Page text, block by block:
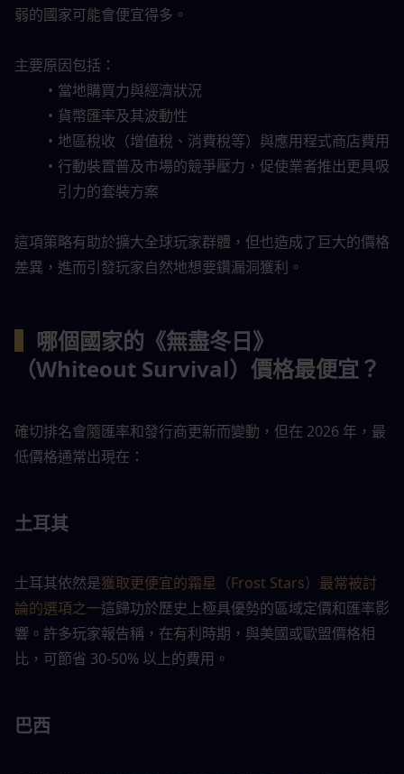
弱的國家可能會便宜得多。
主要原因包括：
當地購買力與經濟狀況
貨幣匯率及其波動性
地區稅收（增值稅、消費稅等）與應用程式商店費用
行動裝置普及市場的競爭壓力，促使業者推出更具吸
引力的套裝方案
這項策略有助於擴大全球玩家群體，但也造成了巨大的價格
差異，進而引發玩家自然地想要鑽漏洞獲利。
哪個國家的《無盡冬日》
（Whiteout Survival）價格最便宜？
確切排名會隨匯率和發行商更新而變動，但在 2026 年，最
低價格通常出現在：
土耳其
土耳其依然是獲取更便宜的霜星（Frost Stars）最常被討
論的選項之一這歸功於歷史上極具優勢的區域定價和匯率影
響。許多玩家報告稱，在有利時期，與美國或歐盟價格相
比，可節省 30-50% 以上的費用。
巴西